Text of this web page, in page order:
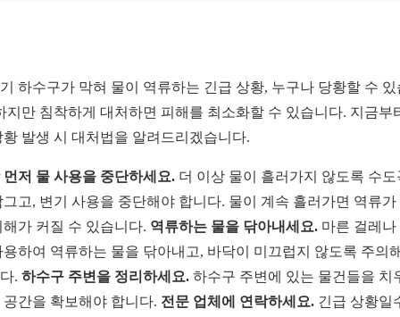
하수구가 막혀 물이 역류하는 긴급 상황, 누구나 당황할 수 있
지만 침착하게 대처하면 피해를 최소화할 수 있습니다. 지금부
황 발생 시 대처법을 알려드리겠습니다.
먼저 물 사용을 중단하세요. 더 이상 물이 흘러가지 않도록 수도
그고, 변기 사용을 중단해야 합니다. 물이 계속 흘러가면 역류가
해가 커질 수 있습니다. 역류하는 물을 닦아내세요. 마른 걸레나
용하여 역류하는 물을 닦아내고, 바닥이 미끄럽지 않도록 주의
. 하수구 주변을 정리하세요. 하수구 주변에 있는 물건들을 치
공간을 확보해야 합니다. 전문 업체에 연락하세요. 긴급 상황일